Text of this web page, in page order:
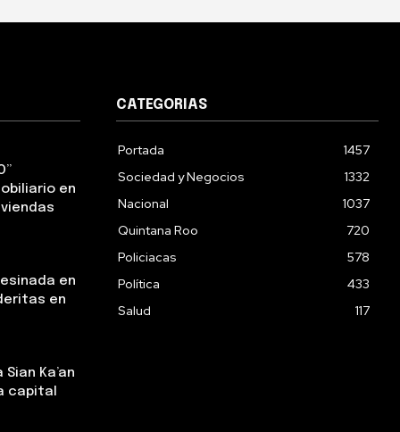
en
en
en
Ka’an
capital
CATEGORIAS
Portada
1457
Sociedad y Negocios
1332
Nacional
1037
Quintana Roo
720
Policiacas
578
Política
433
Salud
117